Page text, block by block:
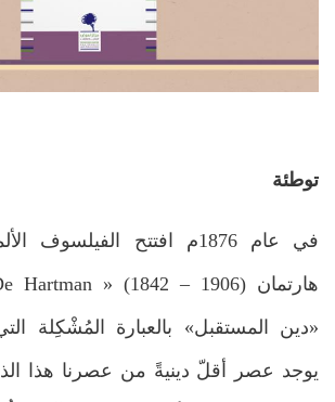
توطئة
في عام 1876م افتتح الفيلسوف
«دين المستقبل» بالعبارة المُشْكِلة
يوجد عصر أقلّ دينيةً من عصرنا هذا